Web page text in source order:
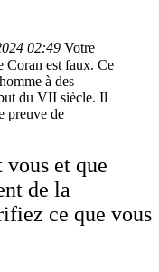
02:49 Votre
Coran est faux. Ce
à des
du VII siècle. Il
preuve de
vous et que
de la
ce que vous